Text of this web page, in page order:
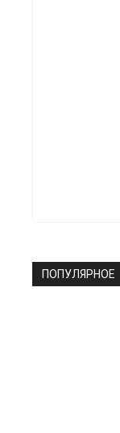
ПОПУЛЯРНОЕ